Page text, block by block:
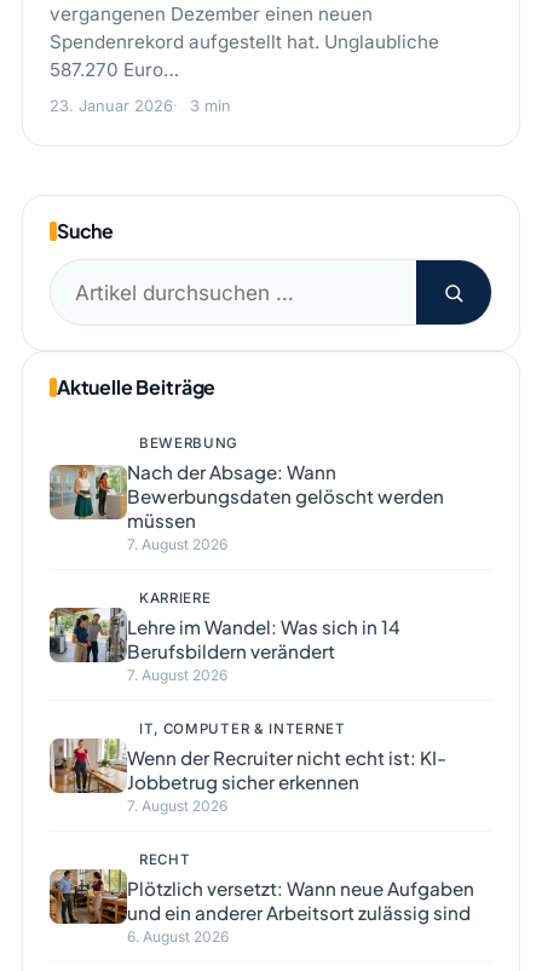
vergangenen Dezember einen neuen
Spendenrekord aufgestellt hat. Unglaubliche
587.270 Euro…
23. Januar 2026 3 min
Suche
Suchen
nach:
Aktuelle Beiträge
BEWERBUNG
Nach der Absage: Wann
Bewerbungsdaten gelöscht werden
müssen
7. August 2026
KARRIERE
Lehre im Wandel: Was sich in 14
Berufsbildern verändert
7. August 2026
IT, COMPUTER & INTERNET
Wenn der Recruiter nicht echt ist: KI-
Jobbetrug sicher erkennen
7. August 2026
RECHT
Plötzlich versetzt: Wann neue Aufgaben
und ein anderer Arbeitsort zulässig sind
6. August 2026